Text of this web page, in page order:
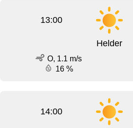
13:00
Helder
O, 1.1 m/s
16 %
14:00